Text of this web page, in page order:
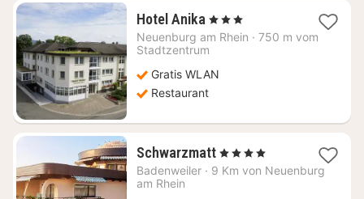
Hotel Anika 1
Nacht
ab
€
, 3 Sterne
Neuenburg am Rhein · 750 m vom
Stadtzentrum
Gratis WLAN
Restaurant
Schwarzmatt1
Nacht
, 4 Sterne
Badenweiler · 9 Km von Neuenburg
am Rhein